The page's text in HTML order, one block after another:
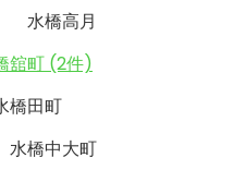
水橋高月
舘町 (2件)
橋田町
水橋中大町